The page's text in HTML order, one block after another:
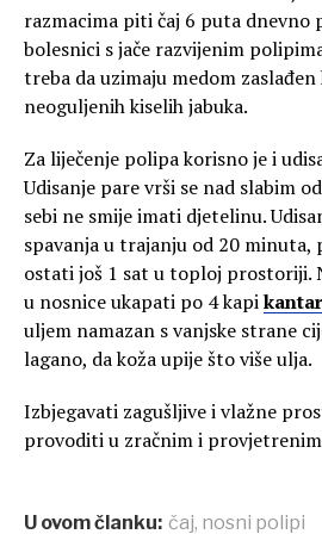
razmacima piti čaj 6 puta dnevno
bolesnici s jače razvijenim
treba da uzimaju medom
neoguljenih kiselih jabuka.
Za liječenje polipa korisno je i
Udisanje pare vrši se nad slabim
sebi ne smije imati djetelinu.
spavanja u trajanju od 20 minuta,
ostati još 1 sat u toploj prostoriji.
u nosnice ukapati po 4 kapi
uljem namazan s vanjske strane
lagano, da koža upije što više ulja.
Izbjegavati zagušljive i vlažne
provoditi u zračnim i
U ovom članku: čaj, nosni polipi